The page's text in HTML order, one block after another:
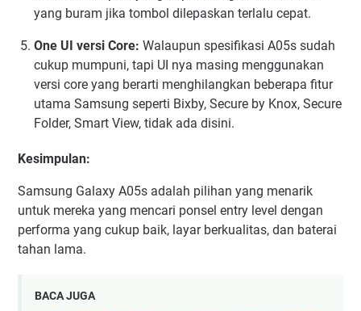
yang buram jika tombol dilepaskan terlalu cepat.
One UI versi Core: Walaupun spesifikasi A05s sudah
cukup mumpuni, tapi UI nya masing menggunakan
versi core yang berarti menghilangkan beberapa fitur
utama Samsung seperti Bixby, Secure by Knox, Secure
Folder, Smart View, tidak ada disini.
Kesimpulan:
Samsung Galaxy A05s adalah pilihan yang menarik
untuk mereka yang mencari ponsel entry level dengan
performa yang cukup baik, layar berkualitas, dan baterai
tahan lama.
BACA JUGA